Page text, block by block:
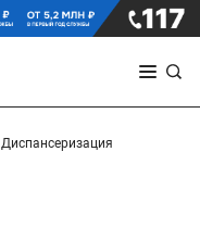
Диспансеризация